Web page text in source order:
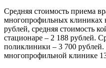
Средняя стоимость приема
многопрофильных клиниках
рублей, средняя стоимость
стационаре – 2 188 рублей.
поликлиники – 3 700
многопрофильной клинике